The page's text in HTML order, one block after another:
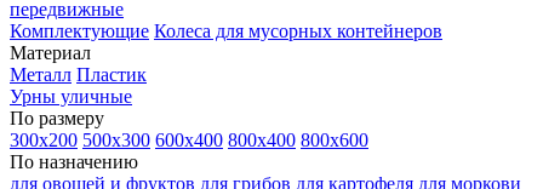
передвижные
Комплектующие Колеса для мусорных контейнеров
Материал
Металл Пластик
Урны уличные
По размеру
300х200 500х300 600х400 800х400 800х600
По назначению
для овощей и фруктов для грибов для картофеля для моркови